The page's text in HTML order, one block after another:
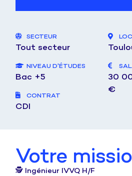
SECTEUR
Tout secteur
NIVEAU D'ÉTUDES
Bac +5
CONTRAT
CDI
30
€
Votre
🕵️ Ingénieur IVVQ H/F